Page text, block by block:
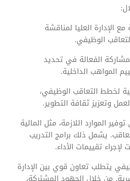
الإدارة العليا لمناقشة
الوظيفي.
الفعالة في تحديد
المواهب الداخلية.
لخطط التعاقب الوظيفي،
وتعزيز ثقافة التطوير.
الموارد اللازمة، مثل المالية
يشمل ذلك برامج التدريب
تقييمات الأداء.
يتطلب تعاون قوي بين الإدارة